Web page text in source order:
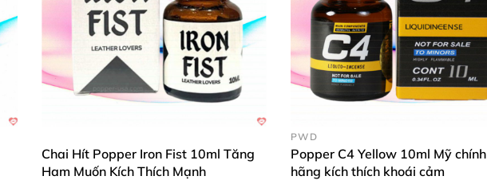
Chai Hít Popper Iron Fist 10ml Tăng
Ham Muốn Kích Thích Mạnh
PWD
Popper C4 Yellow 10ml Mỹ chính
hãng kích thích khoái cảm